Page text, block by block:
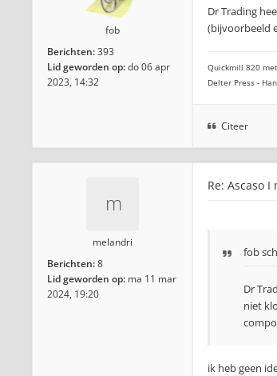
fob
Berichten:393
Lid geworden op:do 06 apr
2023, 14:32
Dr Trading
(bijvoorbeeld
Quickmill 820
Delter Press -
Citeer
melandri
Berichten:8
Lid geworden op: ma 11 mar
2024, 19:20
Re: Ascaso
fob
Dr
niet
ik heb geen